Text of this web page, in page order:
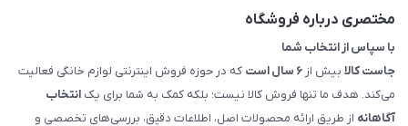
مختصری درباره فروشگاه
با سپاس از انتخاب شما
جاست کالا بیش از ۶ سال است
که در حوزه فروش اینترنتی لوازم خانگی فعالیت
می‌کند. هدف ما تنها فروش کالا نیست؛ بلکه کمک به شما برای یک انتخاب
آگاهانه از طریق ارائه محصولات اصل، اطلاعات دقیق، بررسی‌های تخصصی و